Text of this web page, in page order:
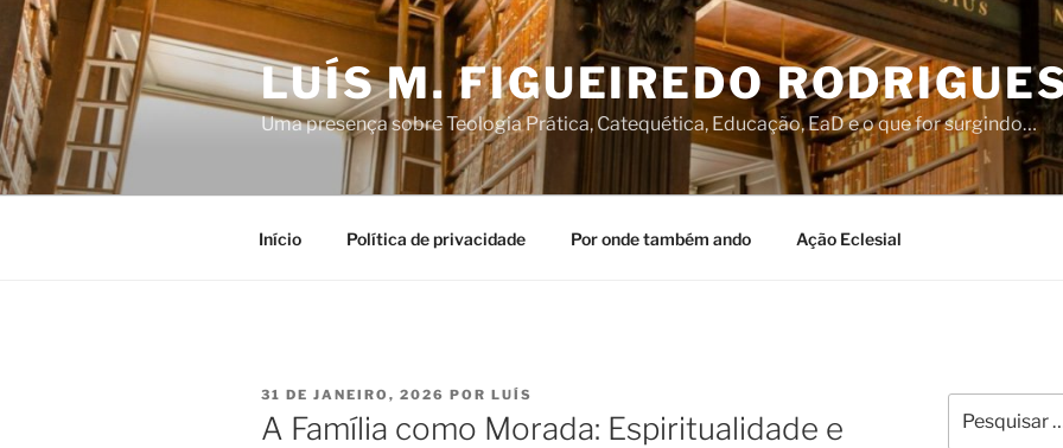
Saltar
para
conteúdo
LUÍS M. FIGUEIREDO
Uma presença sobre Teologia Prática, Catequética, Educação, EaD e o que for surgindo…
Início Política de privacidade Por onde também ando Ação Eclesial
PUBLICADO
EM
31 DE JANEIRO, 2026 POR LUÍS
A Família como Morada: Espiritualidade e
por: